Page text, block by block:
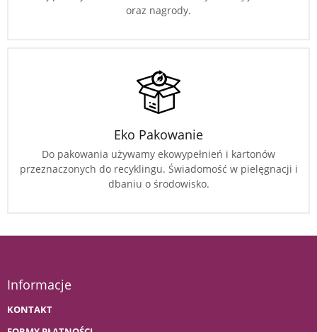
oraz nagrody.
Eko Pakowanie
Do pakowania używamy ekowypełnień i kartonów
przeznaczonych do recyklingu. Świadomość w pielęgnacji i
dbaniu o środowisko.
Informacje
KONTAKT